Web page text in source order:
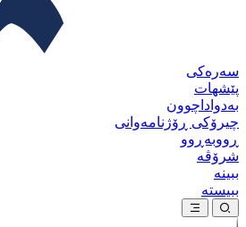
سەرەکی
پێشهات
بەدواداچوون
چیرۆکی ڕۆژنامەوانی
ڕووبەڕوو
شرۆڤە
ببینە
ببیستە